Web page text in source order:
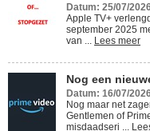
Datum: 25/07/
Apple TV+
september 2025
van ... Lees meer
Nog een
Datum: 16/07/
Nog maar net
Gentlemen of
misdaadseri ...